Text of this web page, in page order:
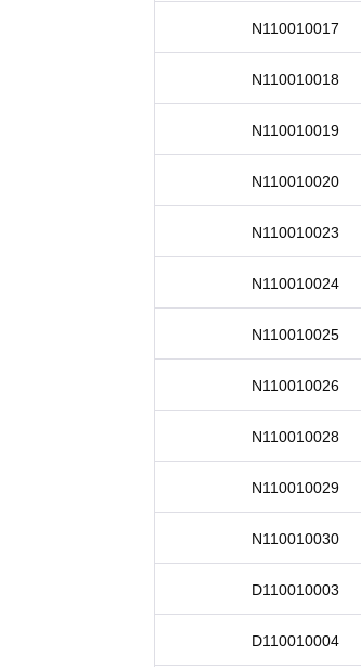
N110010017
N110010018
N110010019
N110010020
N110010023
N110010024
N110010025
N110010026
N110010028
N110010029
N110010030
D110010003
D110010004